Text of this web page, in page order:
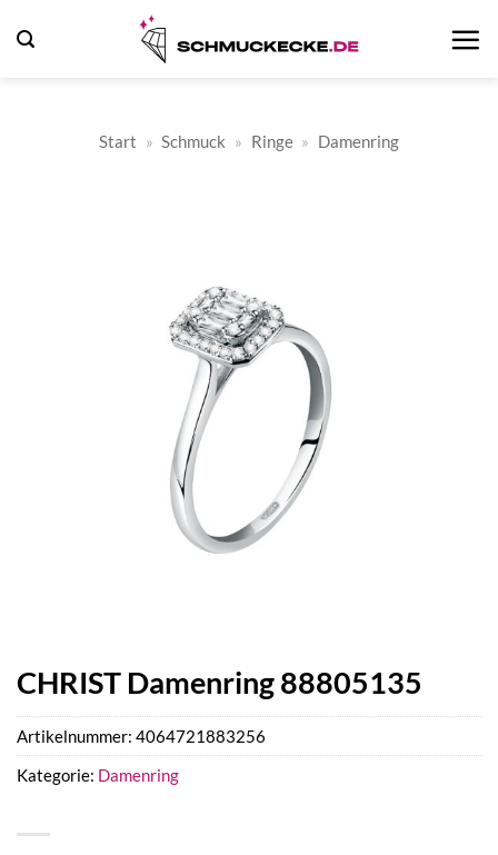
Inhalt
Start » Schmuck » Ringe » Damenring
CHRIST Damenring 88805135
Artikelnummer: 4064721883256
Kategorie: Damenring